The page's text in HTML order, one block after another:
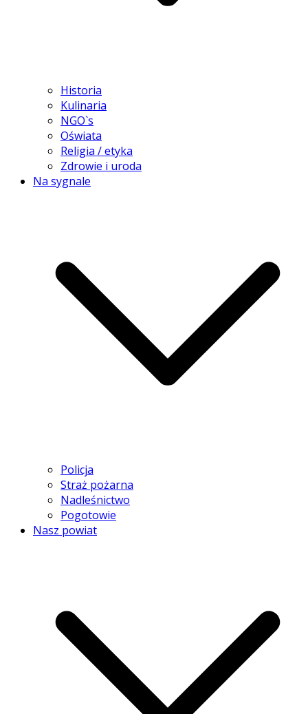
Historia
Kulinaria
NGO`s
Oświata
Religia / etyka
Zdrowie i uroda
Na sygnale
Policja
Straż pożarna
Nadleśnictwo
Pogotowie
Nasz powiat